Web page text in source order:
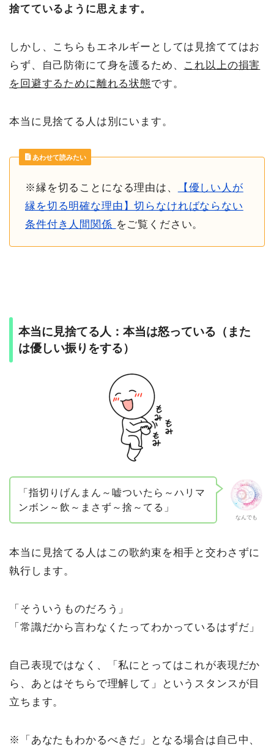
捨てているように思えます。
しかし、こちらもエネルギーとしては見捨ててはお
らず、自己防衛にて身を護るため、 これ以上の損害
を回避するために離れる状態です。
本当に見捨てる人は別にいます。
あわせて読みたい
※縁を切ることになる理由は、
【優しい人が
縁を切る明確な理由】切らなければならない
条件付き人間関係 をご覧ください。
本当に見捨てる人：本当は怒っている（また
は優しい振りをする）
なんでも
「指切りげんまん～嘘ついたら～ハリマ
ンボン～飲～まさず～捨～てる」
本当に見捨てる人はこの歌約束を相手と交わさずに
執行します。
「そういうものだろう」
「常識だから言わなくたってわかっているはずだ」
自己表現ではなく、「私にとってはこれが表現だか
ら、あとはそちらで理解して」というスタンスが目
立ちます。
※「あなたもわかるべきだ」となる場合は自己中、